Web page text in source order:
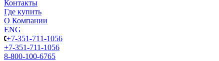
Контакты
Где купить
О Компании
ENG
+7-351-711-1056
+7-351-711-1056
8-800-100-6765